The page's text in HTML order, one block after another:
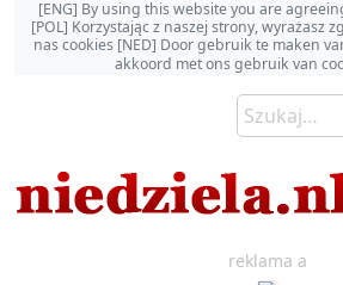
[ENG] By using this website you are
[POL] Korzystając z naszej strony, wyrażasz
nas cookies [NED] Door gebruik te maken
akkoord met ons gebruik van
reklama a